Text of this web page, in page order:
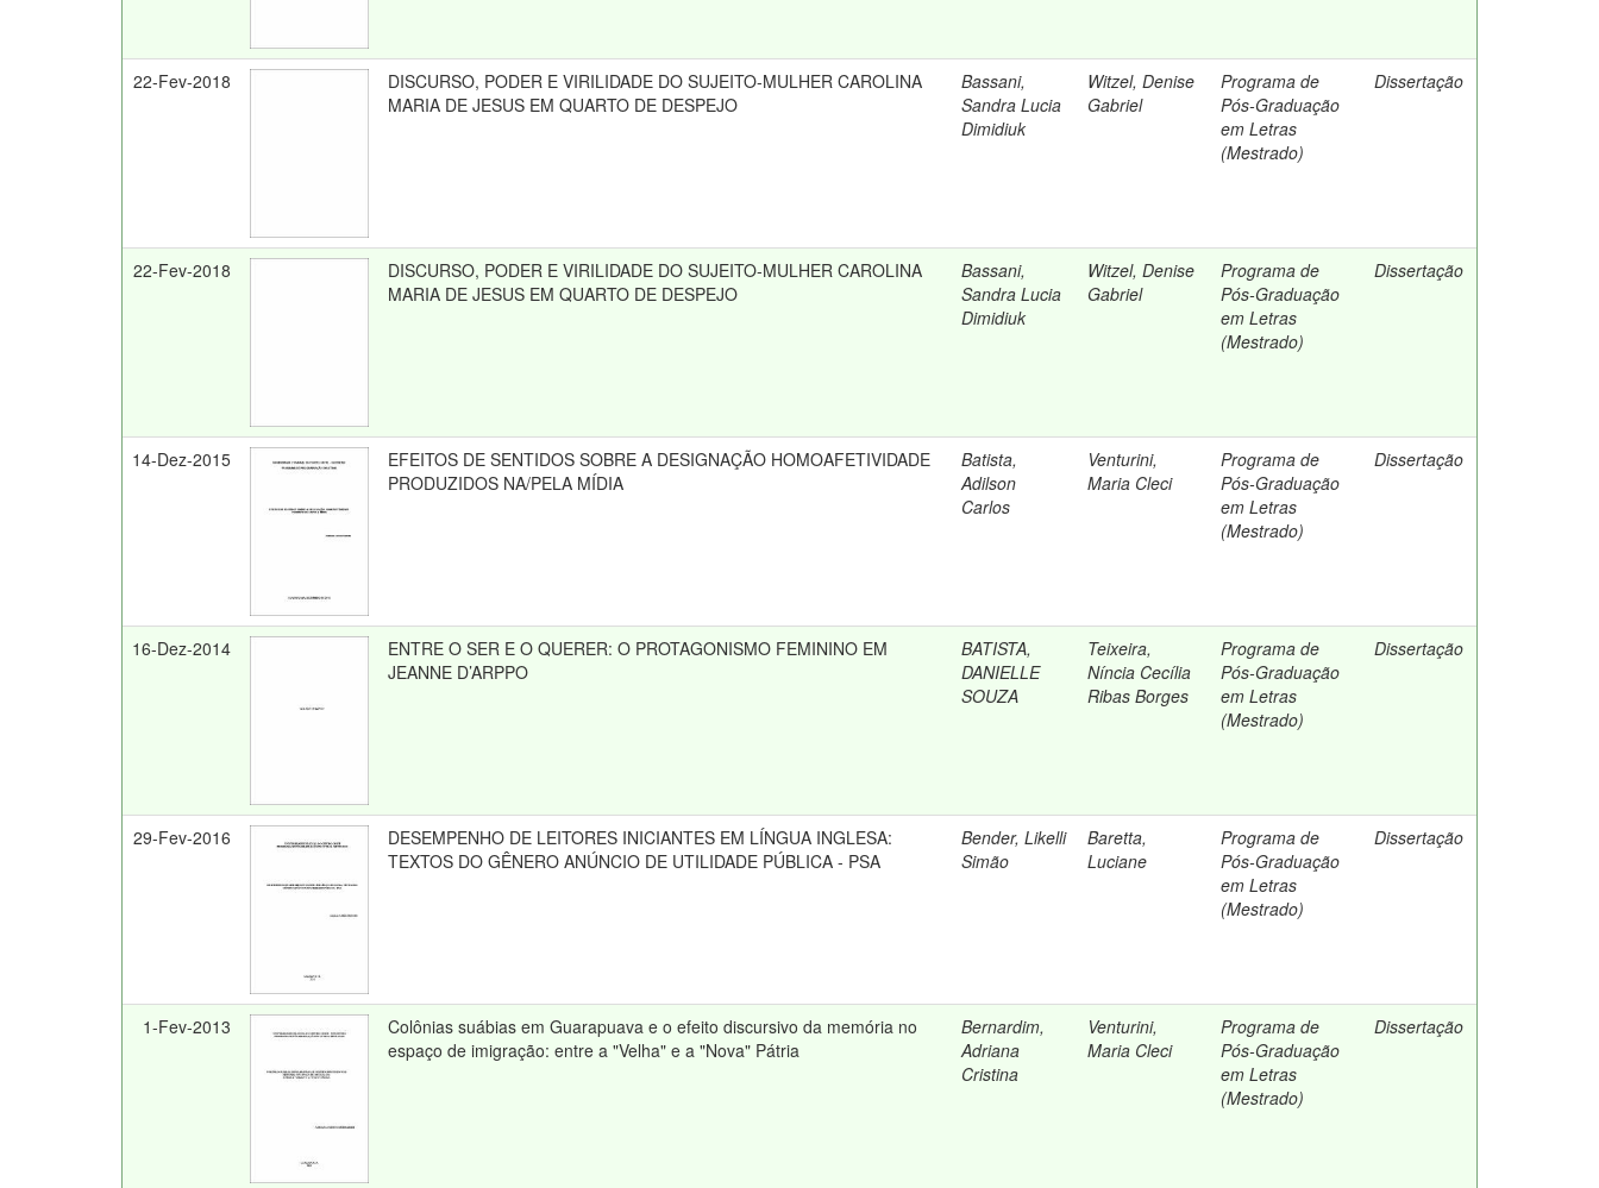
22-Fev-2018
DISCURSO, PODER E VIRILIDADE DO SUJEITO-MULHER CAROLINA
MARIA DE JESUS EM QUARTO DE DESPEJO
Bassani,
Sandra Lucia
Dimidiuk
Witzel, Denise
Gabriel
Programa de
Pós-Graduação
em Letras
(Mestrado)
Dissertação
22-Fev-2018
DISCURSO, PODER E VIRILIDADE DO SUJEITO-MULHER CAROLINA
MARIA DE JESUS EM QUARTO DE DESPEJO
Bassani,
Sandra Lucia
Dimidiuk
Witzel, Denise
Gabriel
Programa de
Pós-Graduação
em Letras
(Mestrado)
Dissertação
14-Dez-2015
EFEITOS DE SENTIDOS SOBRE A DESIGNAÇÃO HOMOAFETIVIDADE
PRODUZIDOS NA/PELA MÍDIA
Batista,
Adilson
Carlos
Venturini,
Maria Cleci
Programa de
Pós-Graduação
em Letras
(Mestrado)
Dissertação
16-Dez-2014
ENTRE O SER E O QUERER: O PROTAGONISMO FEMININO EM
JEANNE D’ARPPO
BATISTA,
DANIELLE
SOUZA
Teixeira,
Níncia Cecília
Ribas Borges
Programa de
Pós-Graduação
em Letras
(Mestrado)
Dissertação
29-Fev-2016
DESEMPENHO DE LEITORES INICIANTES EM LÍNGUA INGLESA:
TEXTOS DO GÊNERO ANÚNCIO DE UTILIDADE PÚBLICA - PSA
Bender, Likelli
Simão
Baretta,
Luciane
Programa de
Pós-Graduação
em Letras
(Mestrado)
Dissertação
1-Fev-2013
Colônias suábias em Guarapuava e o efeito discursivo da memória no
espaço de imigração: entre a "Velha" e a "Nova" Pátria
Bernardim,
Adriana
Cristina
Venturini,
Maria Cleci
Programa de
Pós-Graduação
em Letras
(Mestrado)
Dissertação